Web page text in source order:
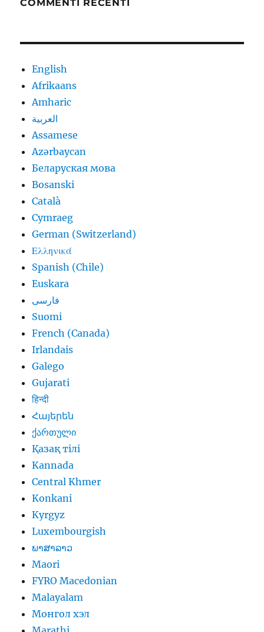
COMMENTI RECENTI
English
Afrikaans
Amharic
العربية
Assamese
Azərbaycan
Беларуская мова
Bosanski
Català
Cymraeg
German (Switzerland)
Ελληνικά
Spanish (Chile)
Euskara
فارسی
Suomi
French (Canada)
Irlandais
Galego
Gujarati
हिन्दी
Հայերեն
ქართული
Қазақ тілі
Kannada
Central Khmer
Konkani
Kyrgyz
Luxembourgish
ພາສາລາວ
Maori
FYRO Macedonian
Malayalam
Монгол хэл